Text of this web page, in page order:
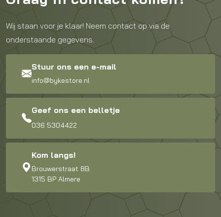
Wij staan voor je klaar! Neem contact op via de
onderstaande gegevens.
Stuur ons een e-mail
info@bykestore.nl
Geef ons een belletje
036 5304422
Kom langs!
Brouwerstraat 8B
1315 BP Almere